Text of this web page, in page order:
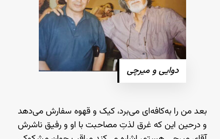
دوایی و میرچی
بعد من را به‌کافه‌ای می‌برد، کیک و قهوه سفارش می‌دهد
و درحین این که غرق لذتِ مصاحبت با او و رفیق ناشرش